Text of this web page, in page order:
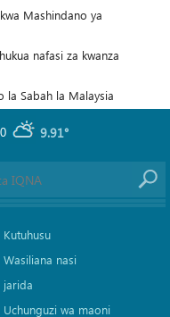
Mashindano ya
nafasi za kwanza
la Sabah la Malaysia
9.91°
Kutuhusu
Wasiliana nasi
jarida
Uchunguzi wa maoni